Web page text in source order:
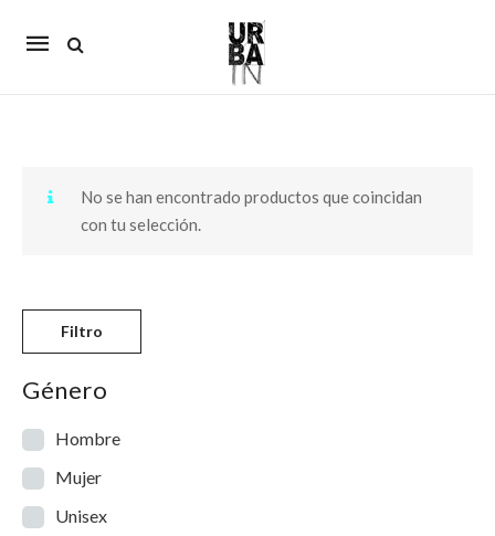
Mobile
No se han encontrado productos que coincidan
con tu selección.
Filtro
Género
Hombre
Mujer
Unisex